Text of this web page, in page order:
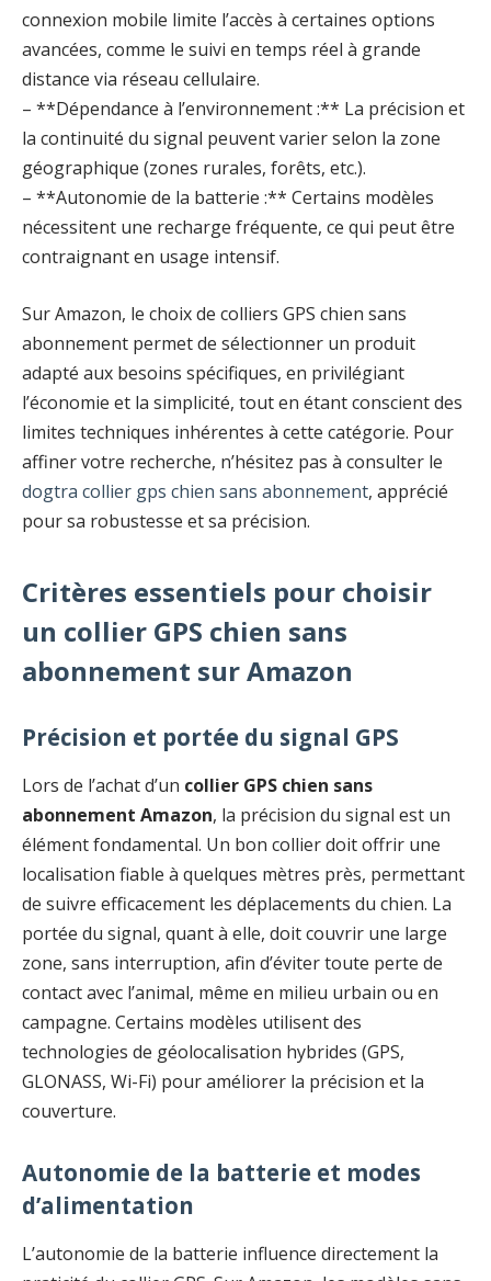
connexion mobile limite l’accès à certaines options
avancées, comme le suivi en temps réel à grande
distance via réseau cellulaire.
– **Dépendance à l’environnement :** La précision et
la continuité du signal peuvent varier selon la zone
géographique (zones rurales, forêts, etc.).
– **Autonomie de la batterie :** Certains modèles
nécessitent une recharge fréquente, ce qui peut être
contraignant en usage intensif.
Sur Amazon, le choix de colliers GPS chien sans
abonnement permet de sélectionner un produit
adapté aux besoins spécifiques, en privilégiant
l’économie et la simplicité, tout en étant conscient des
limites techniques inhérentes à cette catégorie. Pour
affiner votre recherche, n’hésitez pas à consulter le
dogtra collier gps chien sans abonnement, apprécié
pour sa robustesse et sa précision.
Critères essentiels pour choisir
un collier GPS chien sans
abonnement sur Amazon
Précision et portée du signal GPS
Lors de l’achat d’un collier GPS chien sans
abonnement Amazon, la précision du signal est un
élément fondamental. Un bon collier doit offrir une
localisation fiable à quelques mètres près, permettant
de suivre efficacement les déplacements du chien. La
portée du signal, quant à elle, doit couvrir une large
zone, sans interruption, afin d’éviter toute perte de
contact avec l’animal, même en milieu urbain ou en
campagne. Certains modèles utilisent des
technologies de géolocalisation hybrides (GPS,
GLONASS, Wi-Fi) pour améliorer la précision et la
couverture.
Autonomie de la batterie et modes
d’alimentation
L’autonomie de la batterie influence directement la